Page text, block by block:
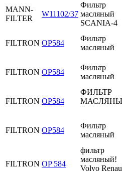
MANN-
FILTER
W11102/37
Фильтр
масляный
SCANIA-4
FILTRON OP584
Фильтр
масляный
FILTRON OP584
Фильтр
масляный
FILTRON OP584
ФИЛЬТР
FILTRON OP584
Фильтр
масляный
FILTRON OP 584
фильтр
масляный!
Volvo